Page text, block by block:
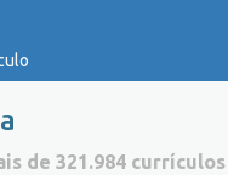
de 321.984 currículos